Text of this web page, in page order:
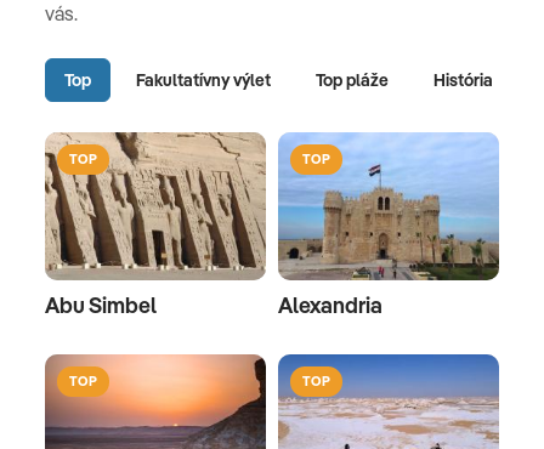
vás.
Top Fakultatívny výlet Top pláže História
TOP
Abu Simbel
TOP
Alexandria
TOP TOP